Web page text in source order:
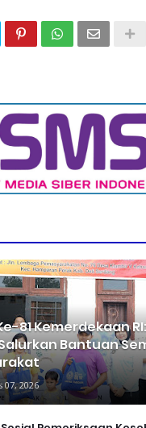
81 Kemerdekaan
Bantuan
07, 2026